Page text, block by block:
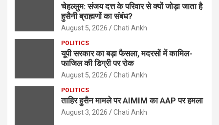
चेहल्लुम: संजय दत्त के परिवार से क्यों जोड़ा जाता है
हुसैनी ब्राह्मणों का संबंध?
August 5, 2026 Chati Ankh
POLITICS
यूपी सरकार का बड़ा फैसला, मदरसों में कामिल-
फाजिल की डिग्री पर रोक
August 5, 2026 Chati Ankh
POLITICS
ताहिर हुसैन मामले पर AIMIM का AAP पर हमला
August 3, 2026 Chati Ankh